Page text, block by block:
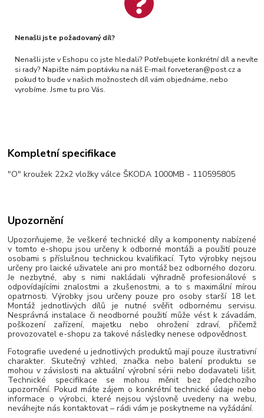
Nenašli jste požadovaný díl?
Nenašli jste v Eshopu co jste hledali? Potřebujete konkrétní díl a nevíte
si rady? Napište nám poptávku na náš E-mail forveteran@post.cz a
pokud to bude v našich možnostech díl vám objednáme, nebo
vyrobíme. Jsme tu pro Vás.
Kompletní specifikace
"O" kroužek 22x2 vložky válce ŠKODA 1000MB - 110595805
Upozornění
Upozorňujeme, že veškeré technické díly a komponenty nabízené
v tomto e-shopu jsou určeny k odborné montáži a použití pouze
osobami s příslušnou technickou kvalifikací. Tyto výrobky nejsou
určeny pro laické uživatele ani pro montáž bez odborného dozoru.
Je nezbytné, aby s nimi nakládali výhradně profesionálové s
odpovídajícími znalostmi a zkušenostmi, a to s maximální mírou
opatrnosti. Výrobky jsou určeny pouze pro osoby starší 18 let.
Montáž jednotlivých dílů je nutné svěřit odbornému servisu.
Nesprávná instalace či neodborné použití může vést k závadám,
poškození zařízení, majetku nebo ohrožení zdraví, přičemž
provozovatel e-shopu za takové následky nenese odpovědnost.
Fotografie uvedené u jednotlivých produktů mají pouze ilustrativní
charakter. Skutečný vzhled, značka nebo balení produktu se
mohou v závislosti na aktuální výrobní sérii nebo dodavateli lišit.
Technické specifikace se mohou měnit bez předchozího
upozornění. Pokud máte zájem o konkrétní technické údaje nebo
informace o výrobci, které nejsou výslovně uvedeny na webu,
neváhejte nás kontaktovat – rádi vám je poskytneme na vyžádání.